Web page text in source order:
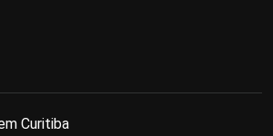
Curitiba